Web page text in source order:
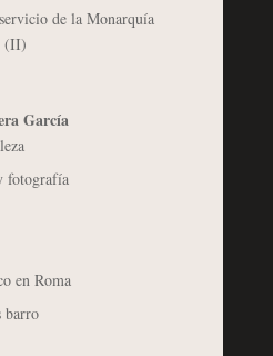
de la Monarquía
(II)
García
fotografía
en Roma
barro